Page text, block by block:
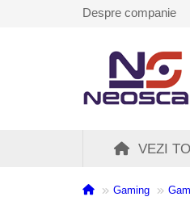
Despre companie
VEZI
Gaming